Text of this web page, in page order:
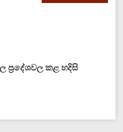
ප්‍රදේශවල කළ හදිසි